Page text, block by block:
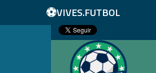
⚽VIVES.FUTBOL